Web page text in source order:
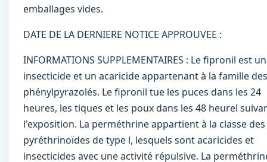
emballages vides.
DATE DE LA DERNIERE NOTICE APPROUVEE :
INFORMATIONS SUPPLEMENTAIRES : Le ﬁpronil est un
insecticide et un acaricide appartenant à la famille des
phénylpyrazolés. Le ﬁpronil tue les puces dans les 24
heures, les tiques et les poux dans les 48 heurel
l'exposition. La perméthrine appartient à la classe des
pyréthrinoïdes de type l, lesquels sont acaricides et
insecticides avec une activité répulsive. La